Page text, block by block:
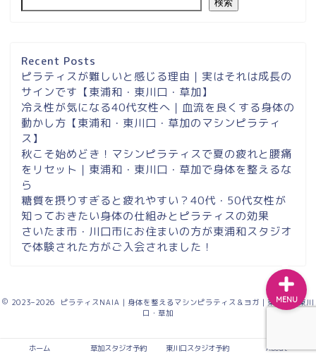
検索
Recent Posts
ピラティスが難しいと感じる理由｜実はそれは成長の
サインです【東浦和・東川口・草加】
冷え性が気になる40代女性へ｜血流を良くする身体の
動かし方【東浦和・東川口・草加のマシンピラティ
ス】
秋こそ始めどき！マシンピラティスで夏の疲れと腰痛
をリセット｜東浦和・東川口・草加で身体を整えるな
ら
糖質を摂りすぎると疲れやすい？40代・50代女性が
知っておきたい身体の仕組みとピラティスの効果
さいたま市・川口市にお住まいの方が東浦和スタジオ
で体験された方がご入会されました！
2023–2026 ピラティスNAIA｜身体を整えるマシンピラティス＆ヨガ｜東浦和・東川
口・草加
ホーム 草加スタジオ予約 東川口スタジオ予約 About
MENU
内
東浦和スタジオ予約
東浦和｜大人女性のための
マシンピラティススタジオ
Instagram